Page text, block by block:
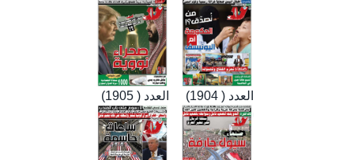
العدد ( 1905) العدد ( 1904)